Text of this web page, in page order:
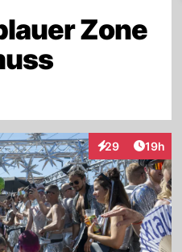
Zone
29
Interaktionen
Artikel
19h